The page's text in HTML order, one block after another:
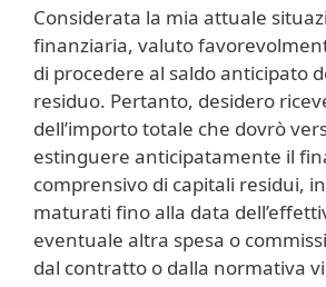
Considerata la mia attuale
finanziaria, valuto
di procedere al saldo anticipato
residuo. Pertanto, desidero
dell’importo totale che dovrò
estinguere anticipatamente il
comprensivo di capitali residui,
maturati fino alla data
eventuale altra spesa o
dal contratto o dalla normativa